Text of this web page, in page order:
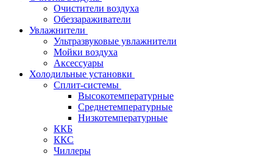
Очистители воздуха
Обеззараживатели
Увлажнители
Ультразвуковые увлажнители
Мойки воздуха
Аксессуары
Холодильные установки
Сплит-системы
Высокотемпературные
Среднетемпературные
Низкотемпературные
ККБ
ККС
Чиллеры